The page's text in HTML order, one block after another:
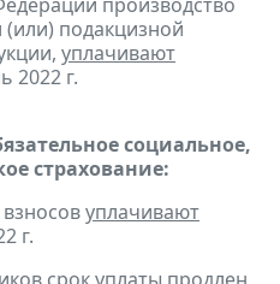
подакцизной
уплачивают
2022 г.
социальное,
страхование:
уплачивают
г.